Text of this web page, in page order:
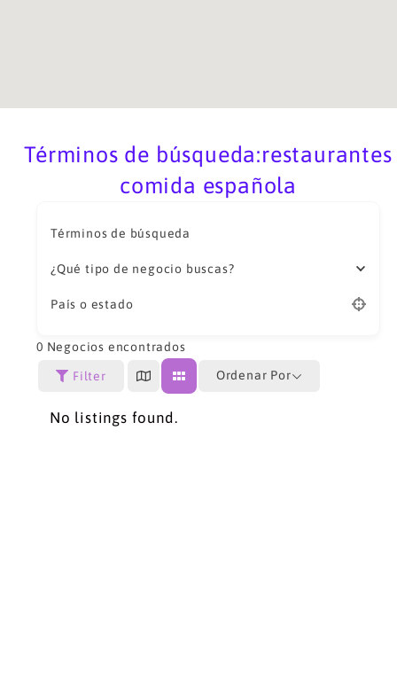
Términos de búsqueda:restaurantes
comida española
Términos de búsqueda
¿Qué tipo de negocio buscas?
País o estado
0 Negocios encontrados
Filter Ordenar Por
No listings found.